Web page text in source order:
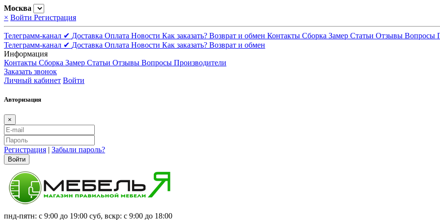
Москва
× Войти Регистрация
Телеграмм-канал ✔ Доставка Оплата Новости Как заказать? Возврат и обмен Контакты Сборка Замер Статьи Отзывы Вопросы
Телеграмм-канал ✔ Доставка Оплата Новости Как заказать? Возврат и обмен
Информация
Контакты Сборка Замер Статьи Отзывы Вопросы Производители
Заказать звонок
Личный кабинет Войти
Авторизация
×
Регистрация | Забыли пароль?
Войти
пнд-пятн: с 9:00 до 19:00 суб, вскр: с 9:00 до 18:00